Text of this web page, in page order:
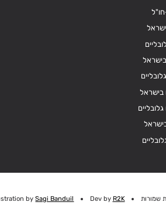
בישראל
בישראל
שמורות Dev by R2K
bySagi Banduil